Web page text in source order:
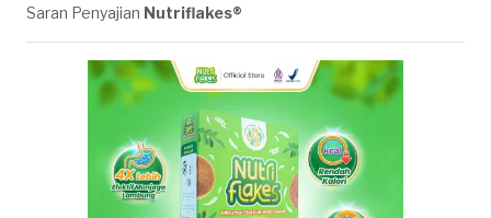
Saran Penyajian Nutriflakes®